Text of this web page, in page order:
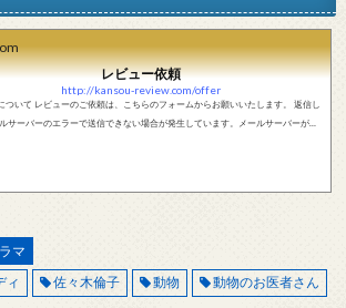
レビュー依頼
http://kansou-review.com/offer
ームからお願いいたします。 返信し
サーバーのエラーで送信できない場合が発生しています。メールサーバーが正
マ
ィ 佐々木倫子 動物
動物のお医者さん